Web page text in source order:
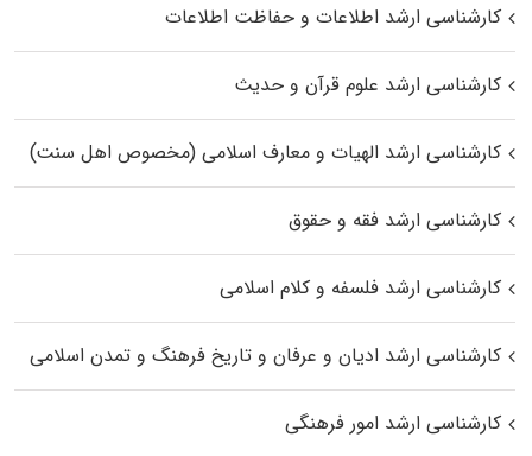
کارشناسی ارشد اطلاعات و حفاظت اطلاعات
کارشناسی ارشد علوم قرآن و حدیث
کارشناسی ارشد الهیات و معارف اسلامی (مخصوص اهل سنت)
کارشناسی ارشد فقه و حقوق
کارشناسی ارشد فلسفه و کلام اسلامی
کارشناسی ارشد ادیان و عرفان و تاریخ فرهنگ و تمدن اسلامی
کارشناسی ارشد امور فرهنگی